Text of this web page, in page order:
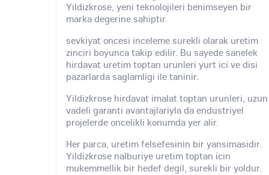
Yildizkrose, yeni teknolojileri benimseyen bir
marka degerine sahiptir.
sevkiyat oncesi inceleme surekli olarak uretim
zinciri boyunca takip edilir. Bu sayede sanelek
hirdavat uretim toptan urunleri yurt ici ve disi
pazarlarda saglamligi ile taninir.
Yildizkrose hirdavat imalat toptan urunleri, uzun
vadeli garanti avantajlariyla da endustriyel
projelerde oncelikli konumda yer alir.
Her parca, uretim felsefesinin bir yansimasidir.
Yildizkrose nalburiye uretim toptan icin
mukemmellik bir hedef degil, surekli bir yoldur.